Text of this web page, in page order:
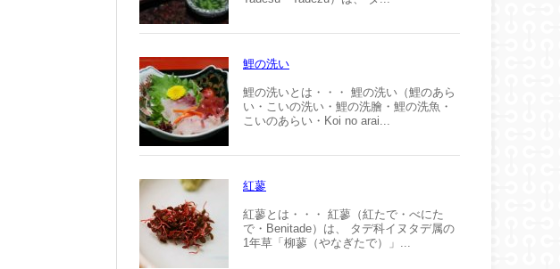
鯉の洗い
鯉の洗いとは・・・ 鯉の洗い（鯉のあら
い・こいの洗い・鯉の洗膾・鯉の洗魚・
こいのあらい・Koi no arai...
紅蓼
紅蓼とは・・・ 紅蓼（紅たで・べにた
で・Benitade）は、 タデ科イヌタデ属の
1年草「柳蓼（やなぎたで）」...